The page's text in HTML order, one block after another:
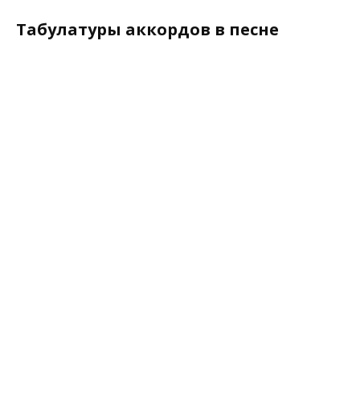
Табулатуры аккордов в песне